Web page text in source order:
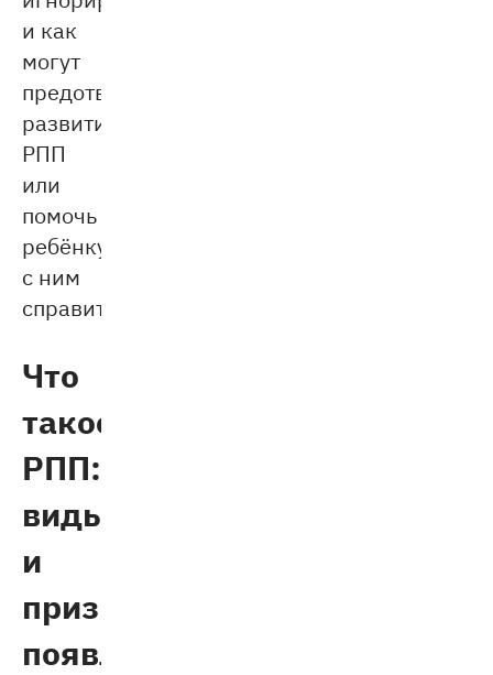
и как
могут
предотвратить
развитие
РПП
или
помочь
ребёнку
с ним
справиться.
Что
такое
РПП:
виды
и
признаки
появления